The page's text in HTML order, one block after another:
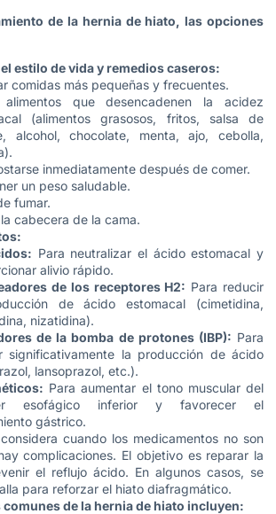
de la hernia de hiato, las opciones
estilo de vida y remedios caseros:
comidas más pequeñas y frecuentes.
alimentos que desencadenen la acidez
(alimentos grasosos, fritos, salsa de
alcohol, chocolate, menta, ajo, cebolla,
inmediatamente después de comer.
un peso saludable.
fumar.
cabecera de la cama.
Para neutralizar el ácido estomacal y
alivio rápido.
de los receptores H2: Para reducir
de ácido estomacal (cimetidina,
nizatidina).
de la bomba de protones (IBP): Para
significativamente la producción de ácido
lansoprazol, etc.).
Para aumentar el tono muscular del
esofágico inferior y favorecer el
gástrico.
cuando los medicamentos no son
complicaciones. El objetivo es reparar la
el reflujo ácido. En algunos casos, se
para reforzar el hiato diafragmático.
de la hernia de hiato incluyen: